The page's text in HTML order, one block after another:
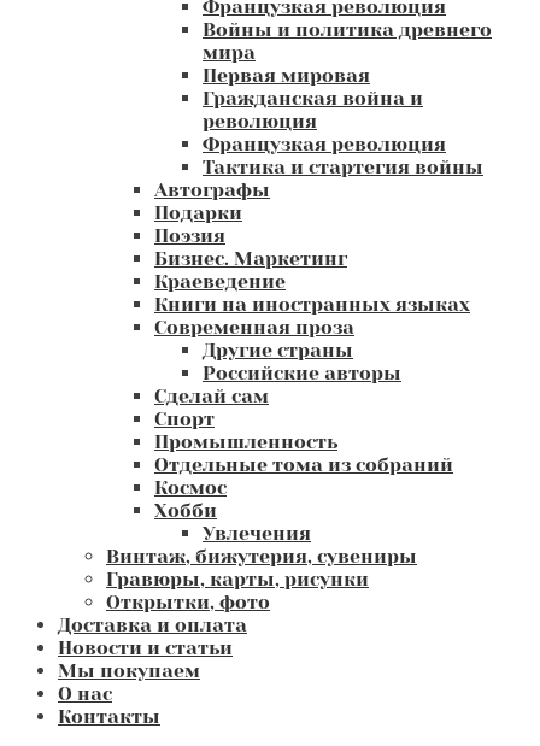
Французкая революция
Войны и политика древнего
мира
Первая мировая
Гражданская война и
революция
Французкая революция
Тактика и стартегия войны
Автографы
Подарки
Поэзия
Бизнес. Маркетинг
Краеведение
Книги на иностранных языках
Современная проза
Другие страны
Российские авторы
Сделай сам
Спорт
Промышленность
Отдельные тома из собраний
Космос
Хобби
Увлечения
Винтаж, бижутерия, сувениры
Гравюры, карты, рисунки
Открытки, фото
Доставка и оплата
Новости и статьи
Мы покупаем
О нас
Контакты